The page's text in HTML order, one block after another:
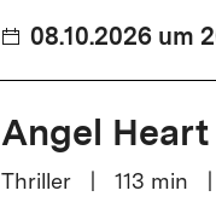
08.10.2026 um
Angel Heart
Thriller 113 min